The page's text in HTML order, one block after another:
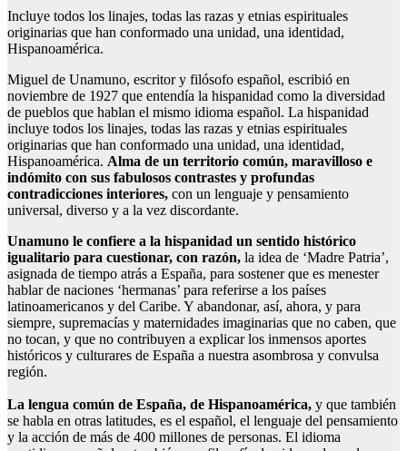
Incluye todos los linajes, todas las razas y etnias espirituales
originarias que han conformado una unidad, una identidad,
Hispanoamérica.
Miguel de Unamuno, escritor y filósofo español, escribió en
noviembre de 1927 que entendía la hispanidad como la diversidad
de pueblos que hablan el mismo idioma español. La hispanidad
incluye todos los linajes, todas las razas y etnias espirituales
originarias que han conformado una unidad, una identidad,
Hispanoamérica. Alma de un territorio común, maravilloso e
indómito con sus fabulosos contrastes y profundas
contradicciones interiores, con un lenguaje y pensamiento
universal, diverso y a la vez discordante.
Unamuno le confiere a la hispanidad un sentido histórico
igualitario para cuestionar, con razón, la idea de ‘Madre Patria’,
asignada de tiempo atrás a España, para sostener que es menester
hablar de naciones ‘hermanas’ para referirse a los países
latinoamericanos y del Caribe. Y abandonar, así, ahora, y para
siempre, supremacías y maternidades imaginarias que no caben, que
no tocan, y que no contribuyen a explicar los inmensos aportes
históricos y culturares de España a nuestra asombrosa y convulsa
región.
La lengua común de España, de Hispanoamérica, y que también
se habla en otras latitudes, es el español, el lenguaje del pensamiento
y la acción de más de 400 millones de personas. El idioma